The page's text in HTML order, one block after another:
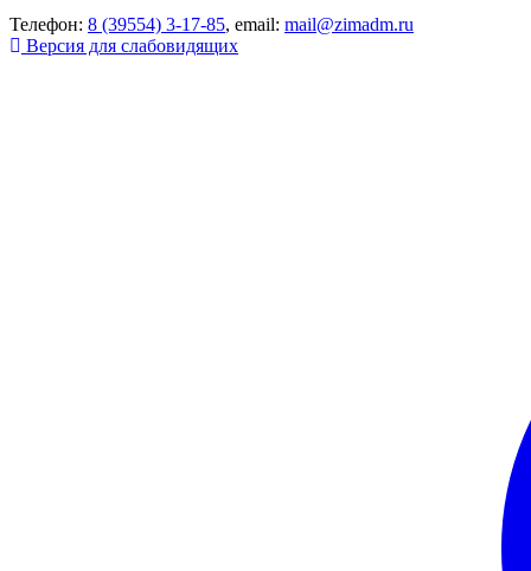
Телефон: 8 (39554) 3-17-85, email: mail@zimadm.ru
Версия для слабовидящих